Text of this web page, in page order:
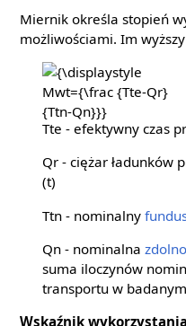
Miernik określa stopień
możliwościami. Im
{\displaystyle
Mwt={\frac
{Tte-Qr}{Ttn-
Qn}}}
Tte - efektywny czas
Qr - ciężar ładunków
(t)
Ttn - nominalny
Qn - nominalna
suma iloczynów
transportu w
Wskaźnik